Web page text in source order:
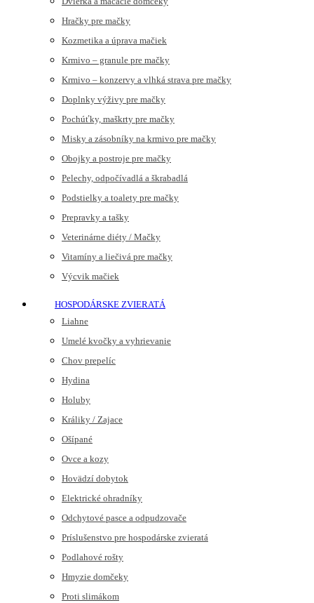
Hračky pre mačky
Kozmetika a úprava mačiek
Krmivo – granule pre mačky
Krmivo – konzervy a vlhká strava pre mačky
Doplnky výživy pre mačky
Pochúťky, maškrty pre mačky
Misky a zásobníky na krmivo pre mačky
Obojky a postroje pre mačky
Pelechy, odpočívadlá a škrabadlá
Podstielky a toalety pre mačky
Prepravky a tašky
Veterinárne diéty / Mačky
Vitamíny a liečivá pre mačky
Výcvik mačiek
HOSPODÁRSKE ZVIERATÁ
Liahne
Umelé kvočky a vyhrievanie
Chov prepelíc
Hydina
Holuby
Králiky / Zajace
Ošípané
Ovce a kozy
Hovädzí dobytok
Elektrické ohradníky
Odchytové pasce a odpudzovače
Príslušenstvo pre hospodárske zvieratá
Podlahové rošty
Hmyzie domčeky
Proti slimákom